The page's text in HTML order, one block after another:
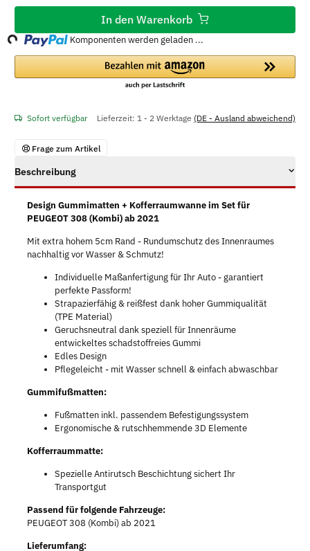
In den Warenkorb
Komponenten werden geladen ...
Sofort verfügbar Lieferzeit: 1 - 2 Werktage (DE - Ausland abweichend)
Frage zum Artikel
Beschreibung
Design Gummimatten + Kofferraumwanne im Set für
PEUGEOT 308 (Kombi) ab 2021
Mit extra hohem 5cm Rand - Rundumschutz des Innenraumes
nachhaltig vor Wasser & Schmutz!
Individuelle Maßanfertigung für Ihr Auto - garantiert
perfekte Passform!
Strapazierfähig & reißfest dank hoher Gummiqualität
(TPE Material)
Geruchsneutral dank speziell für Innenräume
entwickeltes schadstoffreies Gummi
Edles Design
Pflegeleicht - mit Wasser schnell & einfach abwaschbar
Gummifußmatten:
Fußmatten inkl. passendem Befestigungssystem
Ergonomische & rutschhemmende 3D Elemente
Kofferraummatte:
Spezielle Antirutsch Beschichtung sichert Ihr
Transportgut
Passend für folgende Fahrzeuge:
PEUGEOT 308 (Kombi) ab 2021
Lieferumfang: